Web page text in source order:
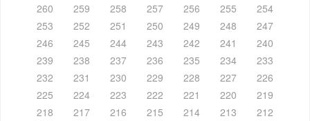
260
259 258 257 256 255
254
253
252 251 250 249 248
247
246
245 244 243 242 241
240
239
238 237 236 235 234
233
232
231 230 229 228 227
226
225
224 223 222 221 220
219
218
217 216 215 214 213
212